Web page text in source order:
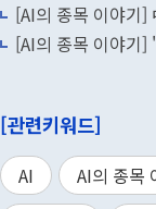
[AI의 종목 이야기]
[AI의 종목 이야기]
[관련키워드]
AI AI의 종목